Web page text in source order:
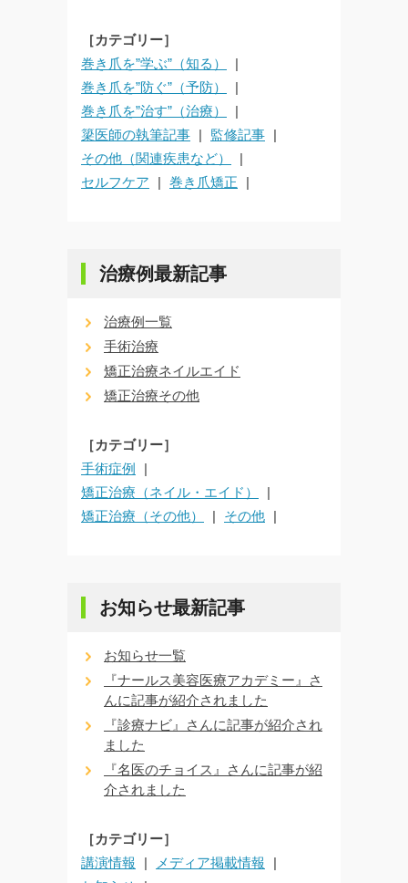
［カテゴリー］
巻き爪を”学ぶ”（知る）
巻き爪を”防ぐ”（予防）
巻き爪を”治す”（治療）
簗医師の執筆記事
監修記事
その他（関連疾患など）
セルフケア
巻き爪矯正
治療例最新記事
治療例一覧
手術治療
矯正治療ネイルエイド
矯正治療その他
［カテゴリー］
手術症例
矯正治療（ネイル・エイド）
矯正治療（その他）
その他
お知らせ最新記事
お知らせ一覧
『ナールス美容医療アカデミー』さ
んに記事が紹介されました
『診療ナビ』さんに記事が紹介され
ました
『名医のチョイス』さんに記事が紹
介されました
［カテゴリー］
講演情報
メディア掲載情報